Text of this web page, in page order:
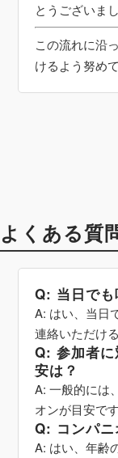
とうございまし
この流れに沿
けるよう努め
よくある質
Q: 当日でも
A: はい、当日
連絡いただけ
Q: 参加者に
安は？
A: 一般的には
オンが目安です
Q: コンパニ
A: はい、年齢